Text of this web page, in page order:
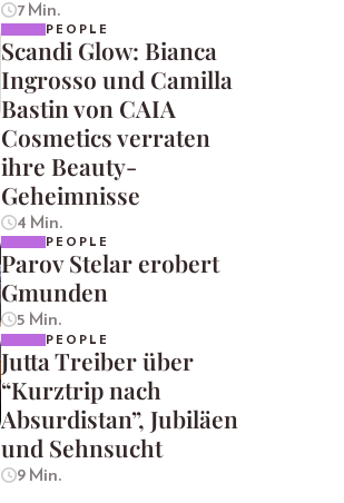
7 Min.
PEOPLE
Scandi Glow: Bianca
Ingrosso und Camilla
Bastin von CAIA
Cosmetics verraten
ihre Beauty-
Geheimnisse
4 Min.
PEOPLE
Parov Stelar erobert
Gmunden
5 Min.
PEOPLE
Jutta Treiber über
“Kurztrip nach
Absurdistan”, Jubiläen
und Sehnsucht
9 Min.